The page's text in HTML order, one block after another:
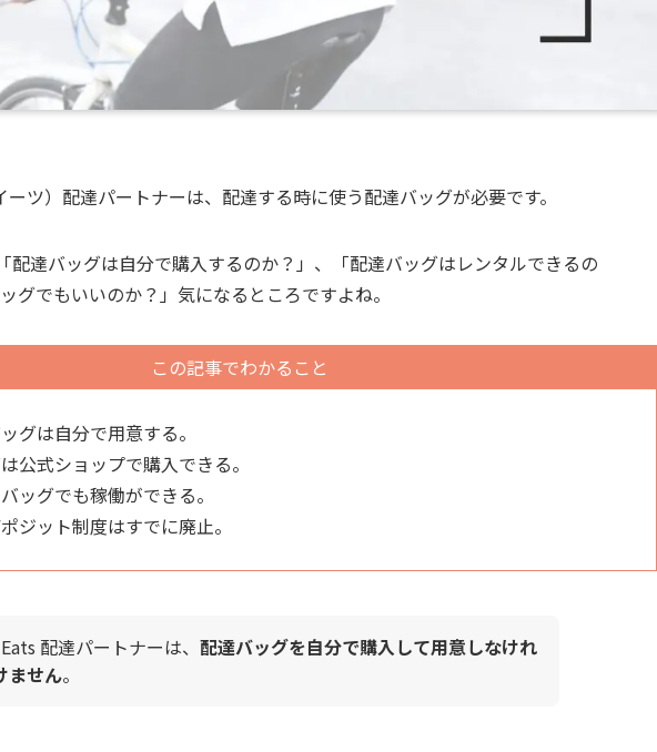
ツ）配達パートナーは、配達する時に使う配達バッグが必要です。
配達バッグは自分で購入するのか？」、「配達バッグはレンタルできるの
グでもいいのか？」気になるところですよね。
この記事でわかること
グは自分で用意する。
公式ショップで購入できる。
ッグでも稼働ができる。
ジット制度はすでに廃止。
配達パートナーは、 配達バッグを自分で購入して用意しなけれ
ません。